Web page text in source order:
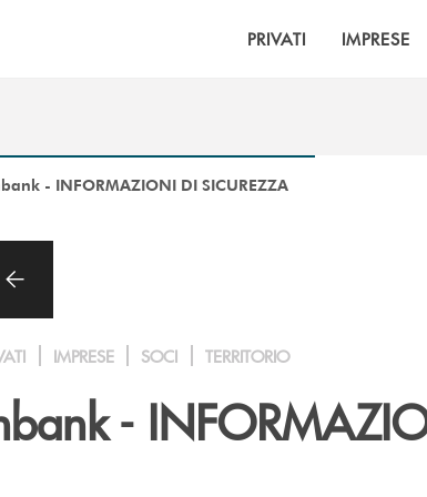
PRIVATI IMPRESE
- INFORMAZIONI DI SICUREZZA
IMPRESE SOCI TERRITORIO
-